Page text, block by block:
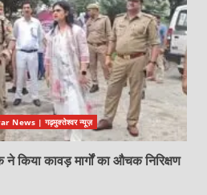
News | गढ़मुक्तेश्वर न्यूज़
ने किया कावड़ मार्गों का औचक निरिक्षण